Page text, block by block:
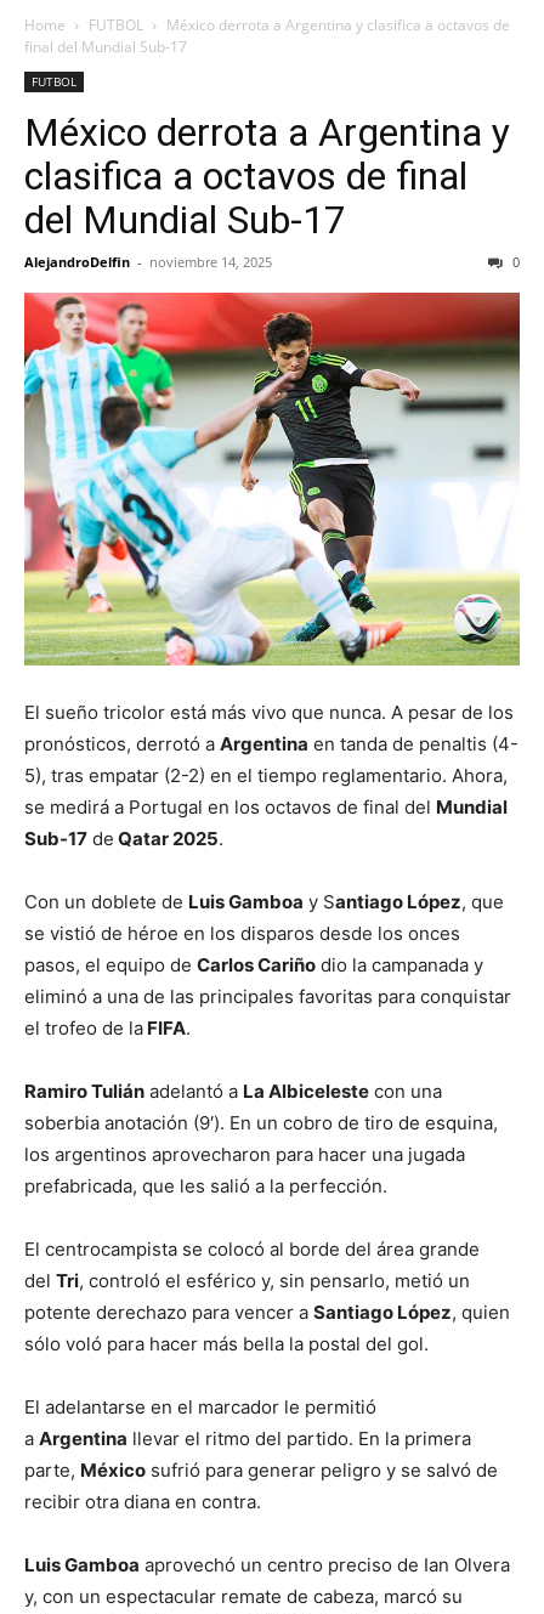
Home FUTBOL
México derrota a Argentina y clasifica a octavos de
final del Mundial Sub-17
FUTBOL
México derrota a Argentina y
clasifica a octavos de final
del Mundial Sub-17
AlejandroDelfin - noviembre 14, 2025 0
El sueño tricolor está más vivo que nunca. A pesar de los
pronósticos, derrotó a Argentina en tanda de penaltis (4-
5), tras empatar (2-2) en el tiempo reglamentario. Ahora,
se medirá a Portugal en los octavos de final del Mundial
Sub-17 de Qatar 2025.
Con un doblete de Luis Gamboa y Santiago López, que
se vistió de héroe en los disparos desde los onces
pasos, el equipo de Carlos Cariño dio la campanada y
eliminó a una de las principales favoritas para conquistar
el trofeo de la FIFA.
Ramiro Tulián adelantó a La Albiceleste con una
soberbia anotación (9′). En un cobro de tiro de esquina,
los argentinos aprovecharon para hacer una jugada
prefabricada, que les salió a la perfección.
El centrocampista se colocó al borde del área grande
del Tri, controló el esférico y, sin pensarlo, metió un
potente derechazo para vencer a Santiago López, quien
sólo voló para hacer más bella la postal del gol.
El adelantarse en el marcador le permitió
a Argentina llevar el ritmo del partido. En la primera
parte, México sufrió para generar peligro y se salvó de
recibir otra diana en contra.
Luis Gamboa aprovechó un centro preciso de Ian Olvera
y, con un espectacular remate de cabeza, marcó su